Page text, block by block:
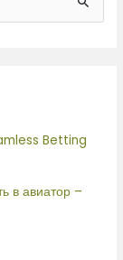
Betting
в авиатор –